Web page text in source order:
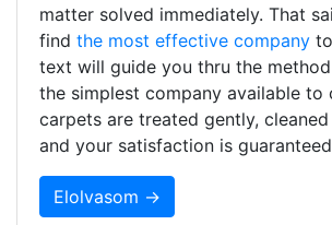
matter solved immediately. That
find the most effective company
text will guide you thru the
the simplest company available to
carpets are treated gently,
and your satisfaction is
Elolvasom →